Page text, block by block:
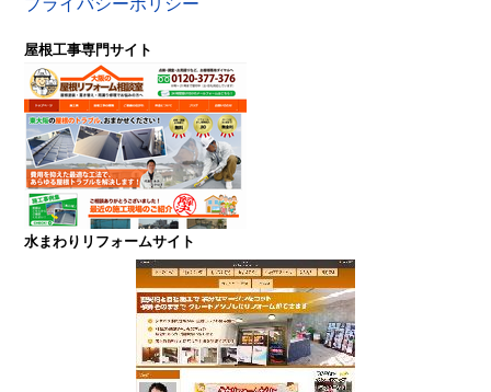
プライバシーポリシー
屋根工事専門サイト
水まわりリフォームサイト